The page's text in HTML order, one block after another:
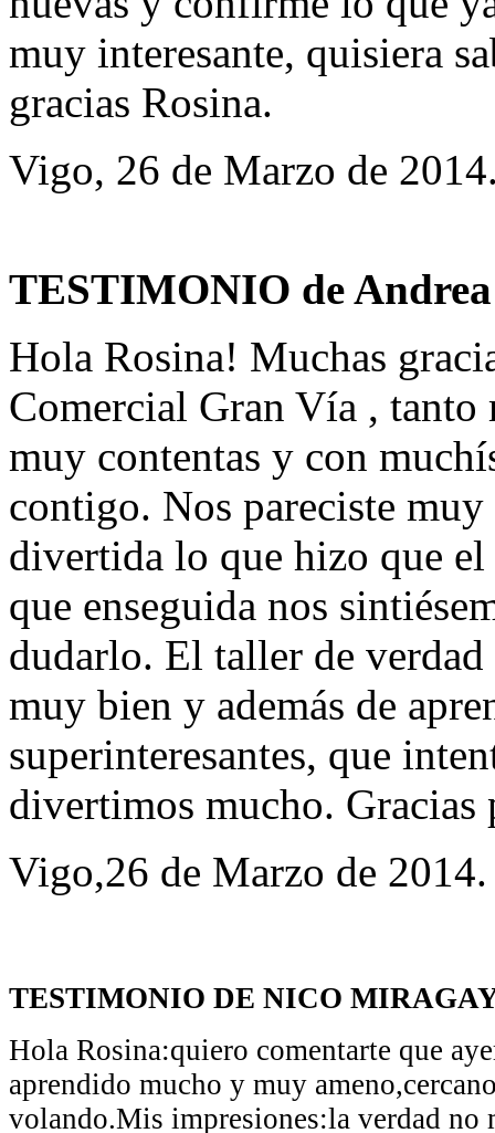
muy interesante, quisiera
gracias Rosina.
Vigo, 26 de Marzo de
TESTIMONIO de
Hola Rosina! Muchas
Comercial Gran Vía , tanto
muy contentas y con
contigo. Nos pareciste
divertida lo que hizo que
que enseguida nos
dudarlo. El taller de verdad
muy bien y además de
superinteresantes, que
divertimos mucho.
Vigo,26 de Marzo de 2014.
TESTIMONIO DE NICO
Hola Rosina:quiero comentarte que
aprendido mucho y muy
volando.Mis impresiones:la verdad no